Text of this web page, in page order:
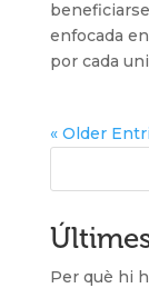
enfocada
por cada
« Older
Per què hi